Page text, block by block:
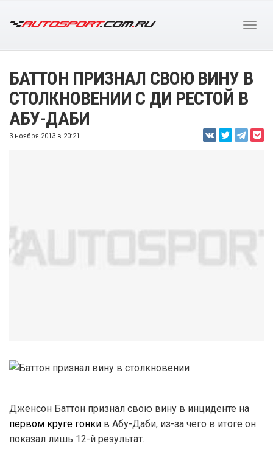
БАТТОН ПРИЗНАЛ СВОЮ ВИНУ В
СТОЛКНОВЕНИИ С ДИ РЕСТОЙ В
АБУ-ДАБИ
3 ноября 2013 в 20:21
Дженсон Баттон признал свою вину в инциденте на
первом круге гонки в Абу-Даби, из-за чего в итоге он
показал лишь 12-й результат.